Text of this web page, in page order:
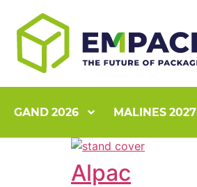
GAND 2026 MALINES 2027
Alpac